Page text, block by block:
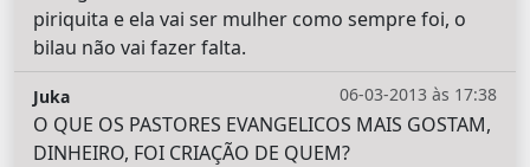
piriquita e ela vai ser mulher como sempre foi, o
bilau não vai fazer falta.
06-03-2013 às 17:38
Juka
O QUE OS PASTORES EVANGELICOS MAIS GOSTAM,
DINHEIRO, FOI CRIAÇÃO DE QUEM?